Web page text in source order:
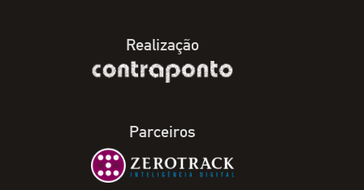
Realização
Parceiros